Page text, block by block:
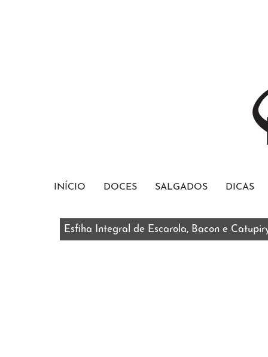
INÍCIO DOCES SALGADOS DICAS
Esfiha Integral de Escarola, Bacon e